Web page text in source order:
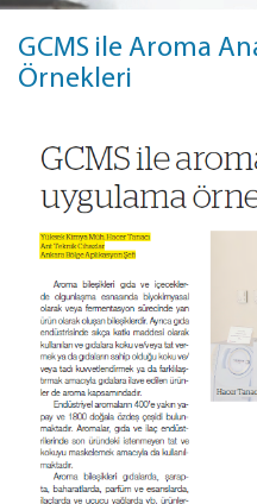
GCMS ile Aroma
Örnekleri